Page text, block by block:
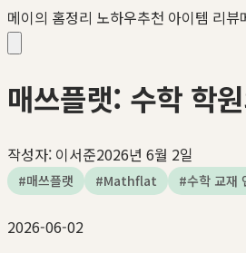
메이의 홈정리 노하우추천 아이템 리뷰
매쓰플랫: 수학 학
작성자: 이서준2026년 6월 2일
#매쓰플랫 #Mathflat #수학 교재
2026-06-02